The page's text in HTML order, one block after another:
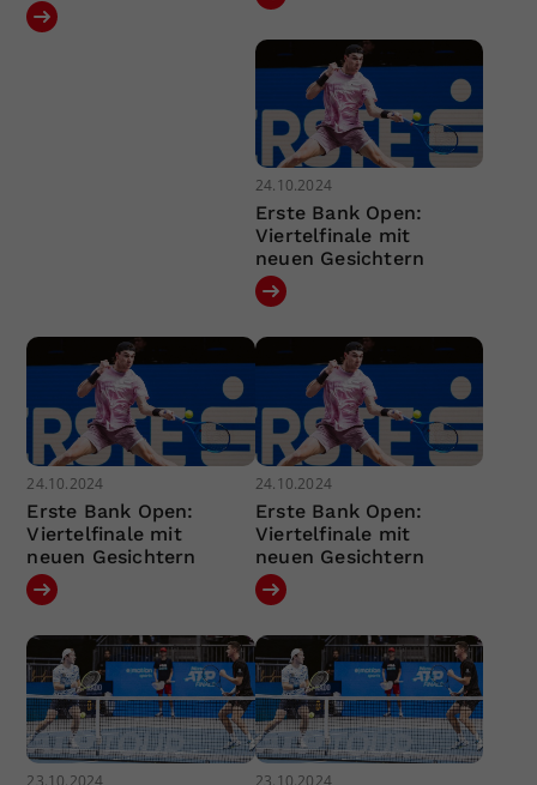
24.10.2024
Erste Bank Open:
Viertelfinale mit
neuen Gesichtern
24.10.2024
Erste Bank Open:
Viertelfinale mit
neuen Gesichtern
24.10.2024
Erste Bank Open:
Viertelfinale mit
neuen Gesichtern
23.10.2024 23.10.2024